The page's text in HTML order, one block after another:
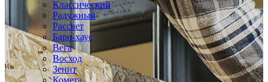
Классический
Радужный
Рассвет
Барн-хаус
Вега
Восход
Зенит
Комета